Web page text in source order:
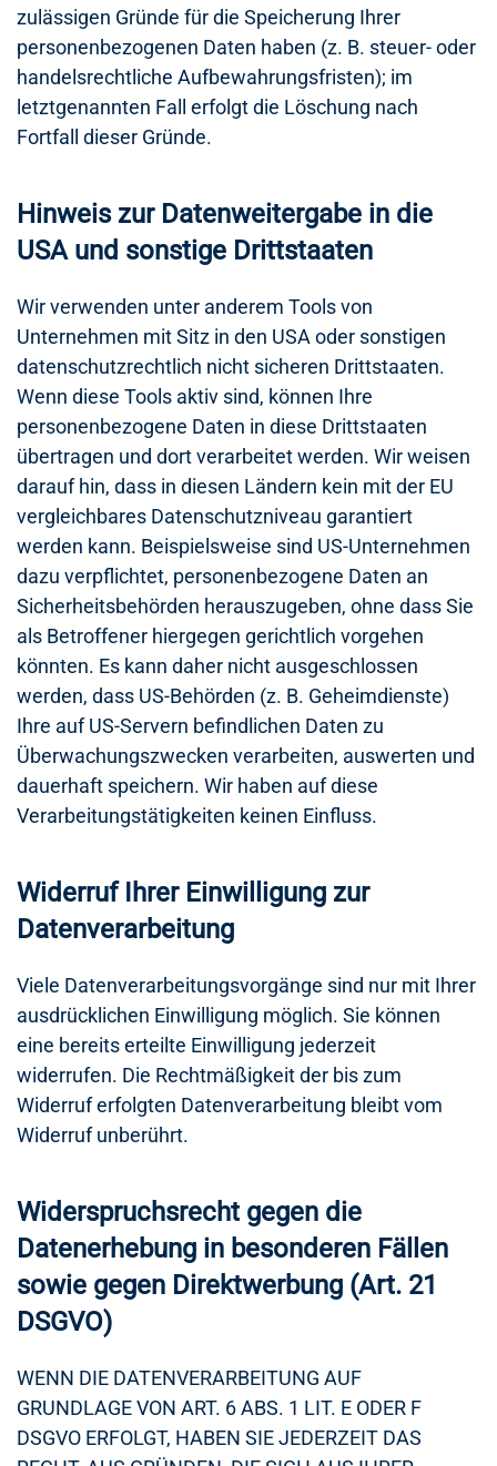
zulässigen Gründe für die Speicherung Ihrer
personenbezogenen Daten haben (z. B. steuer- oder
handelsrechtliche Aufbewahrungsfristen); im
letztgenannten Fall erfolgt die Löschung nach
Fortfall dieser Gründe.
Hinweis zur Datenweitergabe in die
USA und sonstige Drittstaaten
Wir verwenden unter anderem Tools von
Unternehmen mit Sitz in den USA oder sonstigen
datenschutzrechtlich nicht sicheren Drittstaaten.
Wenn diese Tools aktiv sind, können Ihre
personenbezogene Daten in diese Drittstaaten
übertragen und dort verarbeitet werden. Wir weisen
darauf hin, dass in diesen Ländern kein mit der EU
vergleichbares Datenschutzniveau garantiert
werden kann. Beispielsweise sind US-Unternehmen
dazu verpflichtet, personenbezogene Daten an
Sicherheitsbehörden herauszugeben, ohne dass Sie
als Betroffener hiergegen gerichtlich vorgehen
könnten. Es kann daher nicht ausgeschlossen
werden, dass US-Behörden (z. B. Geheimdienste)
Ihre auf US-Servern befindlichen Daten zu
Überwachungszwecken verarbeiten, auswerten und
dauerhaft speichern. Wir haben auf diese
Verarbeitungstätigkeiten keinen Einfluss.
Widerruf Ihrer Einwilligung zur
Datenverarbeitung
Viele Datenverarbeitungsvorgänge sind nur mit Ihrer
ausdrücklichen Einwilligung möglich. Sie können
eine bereits erteilte Einwilligung jederzeit
widerrufen. Die Rechtmäßigkeit der bis zum
Widerruf erfolgten Datenverarbeitung bleibt vom
Widerruf unberührt.
Widerspruchsrecht gegen die
Datenerhebung in besonderen Fällen
sowie gegen Direktwerbung (Art. 21
DSGVO)
WENN DIE DATENVERARBEITUNG AUF
GRUNDLAGE VON ART. 6 ABS. 1 LIT. E ODER F
DSGVO ERFOLGT, HABEN SIE JEDERZEIT DAS